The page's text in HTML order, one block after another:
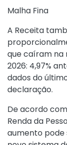
Malha Fina
A Receita
que caíram na
2026: 4,97%
dados do
declaração.
De acordo
Renda da
aumento pode